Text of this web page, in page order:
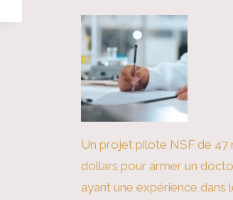
Un projet pilote NSF de 47
dollars pour armer un
ayant une expérience dans